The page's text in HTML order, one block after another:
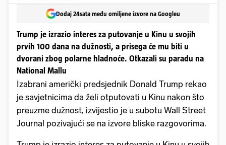
Dodaj 24sata među omiljene izvore na Googleu
Trump je izrazio interes za putovanje u Kinu u svojih
prvih 100 dana na dužnosti, a prisega će mu biti u
dvorani zbog polarne hladnoće. Otkazali su paradu na
National Mallu
Izabrani američki predsjednik Donald Trump rekao
je savjetnicima da želi otputovati u Kinu nakon što
preuzme dužnost, izvijestio je u subotu Wall Street
Journal pozivajući se na izvore bliske razgovorima.